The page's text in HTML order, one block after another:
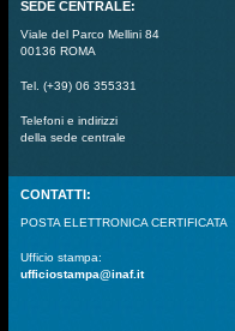
SEDE CENTRALE:
Viale del Parco Mellini 84
00136 ROMA
Tel. (+39) 06 355331
Telefoni e indirizzi
della sede centrale
CONTATTI:
POSTA ELETTRONICA CERTIFICATA
Ufficio stampa:
ufficiostampa@inaf.it